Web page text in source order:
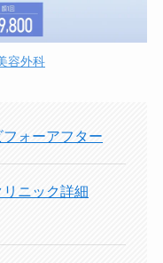
容外科
フォーアフター
リニック詳細